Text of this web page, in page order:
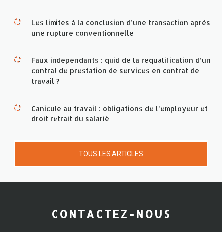
Les limites à la conclusion d’une transaction après
une rupture conventionnelle
Faux indépendants : quid de la requalification d’un
contrat de prestation de services en contrat de
travail ?
Canicule au travail : obligations de l’employeur et
droit retrait du salarié
TOUS LES ARTICLES
CONTACTEZ-NOUS